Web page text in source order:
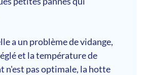
a un problème de vidange,
et la température de
n'est pas optimale, la hotte